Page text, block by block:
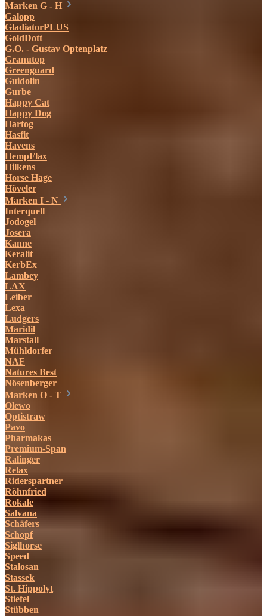
Marken G - H
Galopp
GladiatorPLUS
GoldDott
G.O. - Gustav Optenplatz
Granutop
Greenguard
Guidolin
Gurbe
Happy Cat
Happy Dog
Hartog
Hasfit
Havens
HempFlax
Hilkens
Horse Hage
Höveler
Marken I - N
Interquell
Jodogel
Josera
Kanne
Keralit
KerbEx
Lambey
LAX
Leiber
Lexa
Ludgers
Maridil
Marstall
Mühldorfer
NAF
Natures Best
Nösenberger
Marken O - T
Olewo
Optistraw
Pavo
Pharmakas
Premium-Span
Ralinger
Relax
Riderspartner
Röhnfried
Rokale
Salvana
Schäfers
Schopf
Siglhorse
Speed
Stalosan
Stassek
St. Hippolyt
Stiefel
Stübben